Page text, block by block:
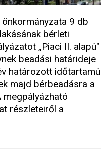
9 db
bérleti
„Piaci II. alapú"
beadási határideje
határozott időtartamú
majd bérbeadásra a
megpályázható
részleteiről a